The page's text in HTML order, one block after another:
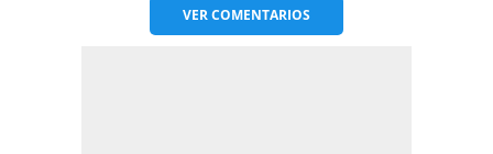
VERCOMENTARIOS